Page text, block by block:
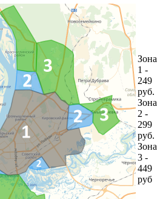
Зона
1 -
249
руб.
Зона
2 -
299
руб.
Зона
3 -
449
руб